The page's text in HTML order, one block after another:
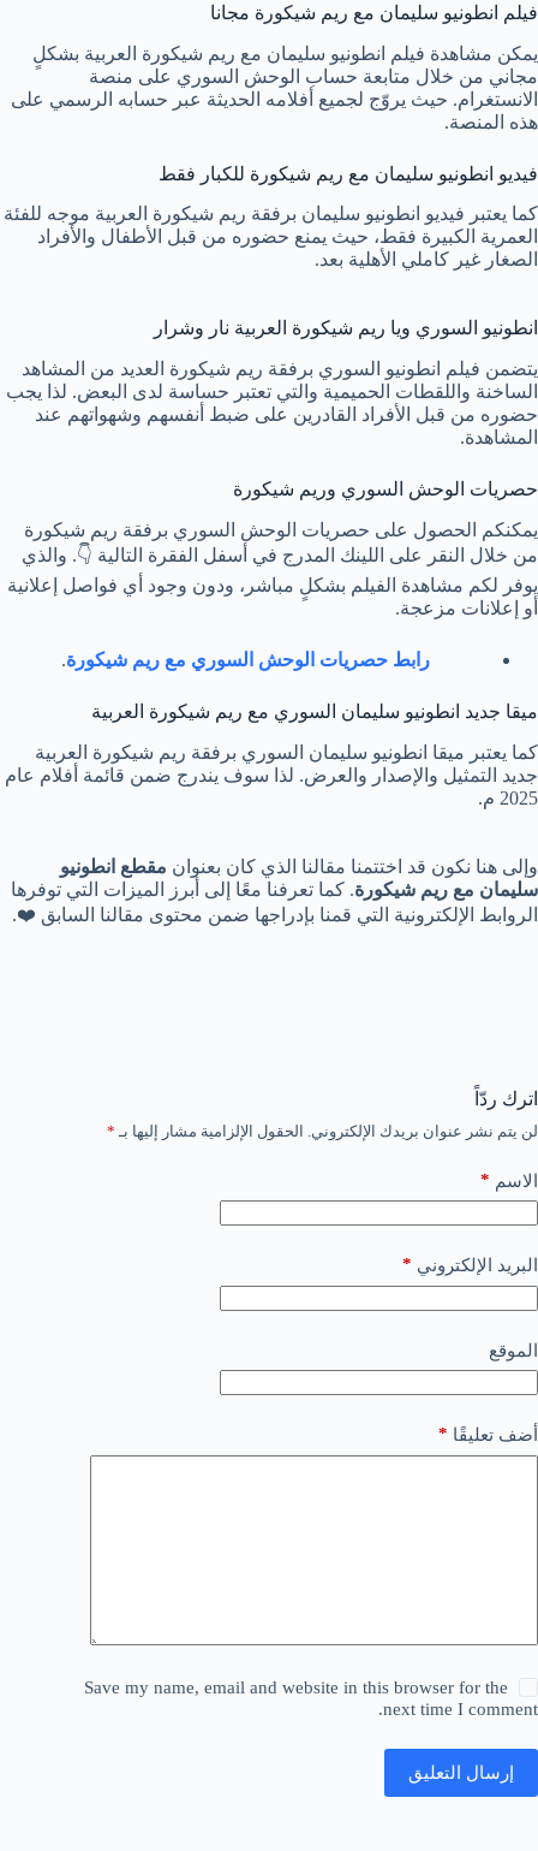
فيلم انطونيو سليمان مع ريم شيكورة مجانا
يمكن مشاهدة فيلم انطونيو سليمان مع ريم شيكورة العربية بشكلٍ
مجاني من خلال متابعة حساب الوحش السوري على منصة
الانستغرام. حيث يروّج لجميع أفلامه الحديثة عبر حسابه الرسمي على
هذه المنصة.
فيديو انطونيو سليمان مع ريم شيكورة للكبار فقط
كما يعتبر فيديو انطونيو سليمان برفقة ريم شيكورة العربية موجه للفئة
العمرية الكبيرة فقط، حيث يمنع حضوره من قبل الأطفال والأفراد
الصغار غير كاملي الأهلية بعد.
انطونيو السوري ويا ريم شيكورة العربية نار وشرار
يتضمن فيلم انطونيو السوري برفقة ريم شيكورة العديد من المشاهد
الساخنة واللقطات الحميمية والتي تعتبر حساسة لدى البعض. لذا يجب
حضوره من قبل الأفراد القادرين على ضبط أنفسهم وشهواتهم عند
المشاهدة.
حصريات الوحش السوري وريم شيكورة
يمكنكم الحصول على حصريات الوحش السوري برفقة ريم شيكورة
من خلال النقر على اللينك المدرج في أسفل الفقرة التالية 👇. والذي
يوفر لكم مشاهدة الفيلم بشكلٍ مباشر، ودون وجود أي فواصل إعلانية
أو إعلانات مزعجة.
رابط حصريات الوحش السوري مع ريم شيكورة.
ميقا جديد انطونيو سليمان السوري مع ريم شيكورة العربية
كما يعتبر ميقا انطونيو سليمان السوري برفقة ريم شيكورة العربية
جديد التمثيل والإصدار والعرض. لذا سوف يندرج ضمن قائمة أفلام عام
2025 م.
وإلى هنا نكون قد اختتمنا مقالنا الذي كان بعنوان مقطع انطونيو
سليمان مع ريم شيكورة. كما تعرفنا معًا إلى أبرز الميزات التي توفرها
الروابط الإلكترونية التي قمنا بإدراجها ضمن محتوى مقالنا السابق ❤️.
اترك ردّاً
لن يتم نشر عنوان بريدك الإلكتروني. الحقول الإلزامية مشار إليها بـ *
الاسم *
البريد الإلكتروني *
الموقع
أضف تعليقًا *
Save my name, email and website in this browser for the
next time I comment.
إرسال التعليق